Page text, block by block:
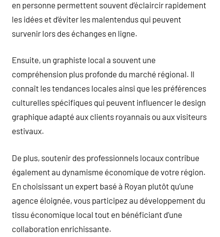
en personne permettent souvent d’éclaircir rapidement
les idées et d’éviter les malentendus qui peuvent
survenir lors des échanges en ligne.
Ensuite, un graphiste local a souvent une
compréhension plus profonde du marché régional. Il
connaît les tendances locales ainsi que les préférences
culturelles spécifiques qui peuvent influencer le design
graphique adapté aux clients royannais ou aux visiteurs
estivaux.
De plus, soutenir des professionnels locaux contribue
également au dynamisme économique de votre région.
En choisissant un expert basé à Royan plutôt qu’une
agence éloignée, vous participez au développement du
tissu économique local tout en bénéficiant d’une
collaboration enrichissante.